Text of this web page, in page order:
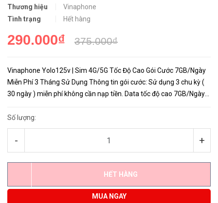
Thương hiệu
Vinaphone
Tình trạng
Hết hàng
290.000₫ 375.000₫
Vinaphone Yolo125v | Sim 4G/5G Tốc Độ Cao Gói Cước 7GB/Ngày
Miễn Phí 3 Tháng Sử Dụng Thông tin gói cước: Sử dụng 3 chu kỳ (
30 ngày ) miễn phí không cần nạp tiền. Data tốc độ cao 7GB/Ngày
Số lượng:
- +
HẾT HÀNG
MUA NGAY